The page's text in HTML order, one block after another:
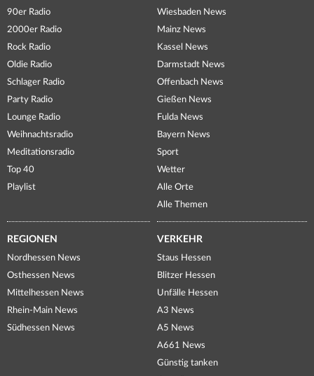
90er Radio
2000er Radio
Rock Radio
Oldie Radio
Schlager Radio
Party Radio
Lounge Radio
Weihnachtsradio
Meditationsradio
Top 40
Playlist
Wiesbaden News
Mainz News
Kassel News
Darmstadt News
Offenbach News
Gießen News
Fulda News
Bayern News
Sport
Wetter
Alle Orte
Alle Themen
REGIONEN
Nordhessen News
Osthessen News
Mittelhessen News
Rhein-Main News
Südhessen News
VERKEHR
Staus Hessen
Blitzer Hessen
Unfälle Hessen
A3 News
A5 News
A661 News
Günstig tanken